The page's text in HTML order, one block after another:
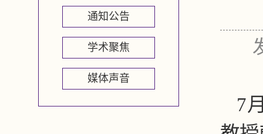
通知公告
学术聚焦
媒体声音
7